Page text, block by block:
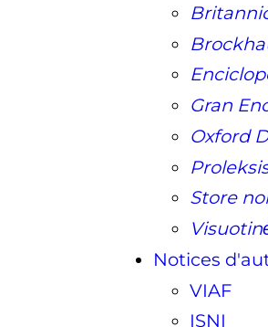
Gran
Oxford
Store
Notices
VIAF
ISNI